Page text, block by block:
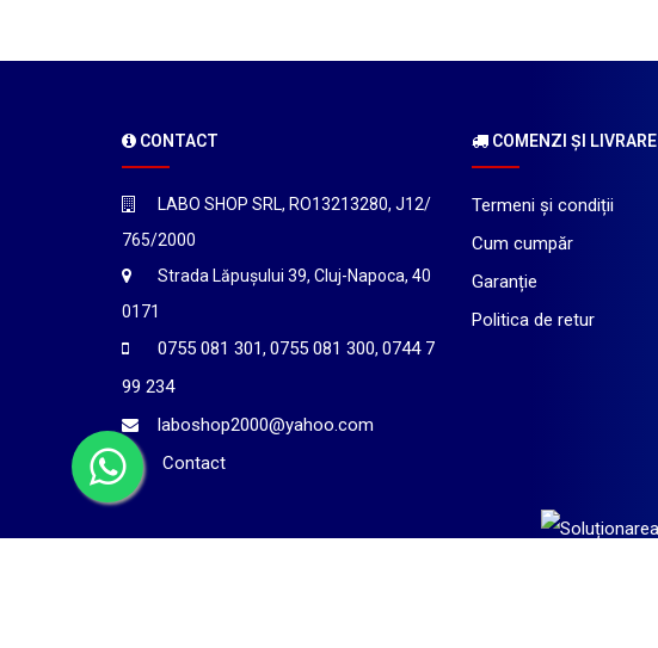
CONTACT
LABO SHOP SRL, RO13213280, J12/
765/2000
Strada Lăpușului 39, Cluj-Napoca, 40
0171
0755 081 301, 0755 081 300, 0744 7
99 234
laboshop2000@yahoo.com
Contact
COMENZI ŞI LIVRARE
Termeni și condiții
Cum cumpăr
Garanție
Politica de retur